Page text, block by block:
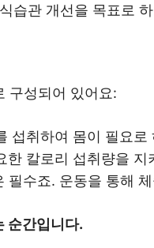
습관 개선을 목표로
구성되어 있어요:
섭취하여 몸이 필요
한 칼로리 섭취량을
필수죠. 운동을 통해
순간입니다.